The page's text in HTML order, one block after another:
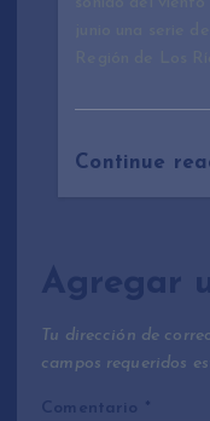
Continue
Agregar
Tu dirección de
campos requeridos
Comentario *